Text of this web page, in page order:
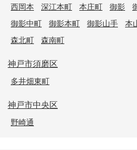
西岡本
深江本町 本庄町 御影
御影中町
御影本町 御影山手 本
森北町
森南町
神戸市須磨区
多井畑東町
神戸市中央区
野崎通